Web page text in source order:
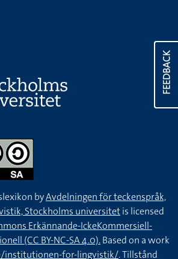
FEEDBACK
byAvdelningen för teckenspråk,
Stockholms universitetis licensed
Erkännande-IckeKommersiell-
(CC BY-NC-SA 4.0).Based on a work
institutionen-for-lingvistik/. Tillstånd